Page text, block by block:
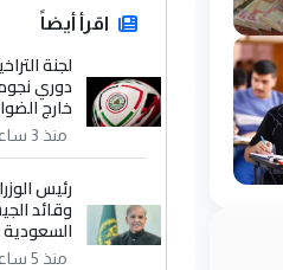
اقرأ أيضاً
خارج
منذ 3 ساعة
رئيس
وقائد
السعودية
منذ 5 ساعة